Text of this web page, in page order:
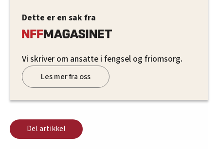
Dette er en sak fra
Vi skriver om ansatte i fengsel og friomsorg.
Les mer fra oss
Del artikkel